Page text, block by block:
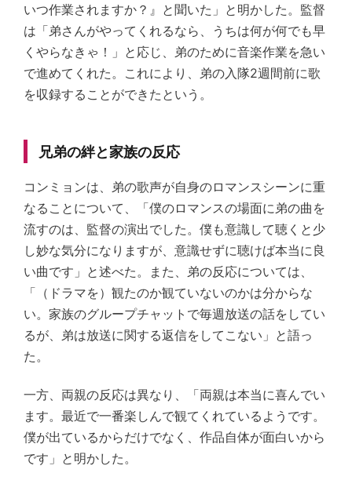
いつ作業されますか？』と聞いた」と明かした。監督
は「弟さんがやってくれるなら、うちは何が何でも早
くやらなきゃ！」と応じ、弟のために音楽作業を急い
で進めてくれた。これにより、弟の入隊2週間前に歌
を収録することができたという。
兄弟の絆と家族の反応
コンミョンは、弟の歌声が自身のロマンスシーンに重
なることについて、「僕のロマンスの場面に弟の曲を
流すのは、監督の演出でした。僕も意識して聴くと少
し妙な気分になりますが、意識せずに聴けば本当に良
い曲です」と述べた。また、弟の反応については、
「（ドラマを）観たのか観ていないのかは分からな
い。家族のグループチャットで毎週放送の話をしてい
るが、弟は放送に関する返信をしてこない」と語っ
た。
一方、両親の反応は異なり、「両親は本当に喜んでい
ます。最近で一番楽しんで観てくれているようです。
僕が出ているからだけでなく、作品自体が面白いから
です」と明かした。